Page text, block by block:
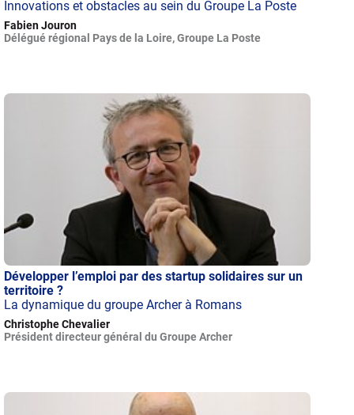
Innovations et obstacles au sein du Groupe La Poste
Fabien Jouron
Délégué régional Pays de la Loire, Groupe La Poste
Développer l’emploi par des startup solidaires sur un
territoire ?
La dynamique du groupe Archer à Romans
Christophe Chevalier
Président directeur général du Groupe Archer